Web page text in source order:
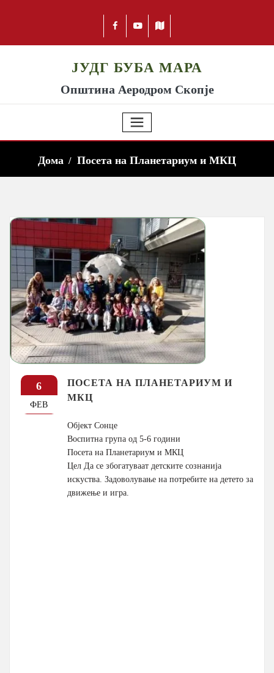
ЈУДГ БУБА МАРА
Општина Аеродром Скопје
Дома Посета на Планетариум и МКЦ
6
ФЕВ
ПОСЕТА НА ПЛАНЕТАРИУМ И
МКЦ
Објект Сонце
Воспитна група од 5-6 години
Посета на Планетариум и МКЦ
Цел Да се збогатуваат детските сознанија
искуства. Задоволување на потребите на детето за
движење и игра.